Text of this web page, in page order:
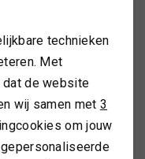
SCHNOOR
Schnoor Ulrikke top
technieken
Met
de website
wij samen met 3
om jouw